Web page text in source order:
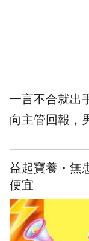
一言不合就出
向主管回報，
益起寶養・無
便宜